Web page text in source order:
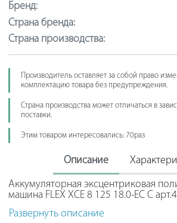
Бренд:
Страна бренда:
Страна производства:
Производитель оставляет за собой право
комплектацию товара без предупреждения.
Страна производства может отличаться в
поставки.
Этим товаром интересовались: 70раз
Описание
Аккумуляторная эксцентриковая
машина FLEX XCE 8 125 18.0-EC C
для термочувствительных
нагревает поверхность при
Развернуть описание